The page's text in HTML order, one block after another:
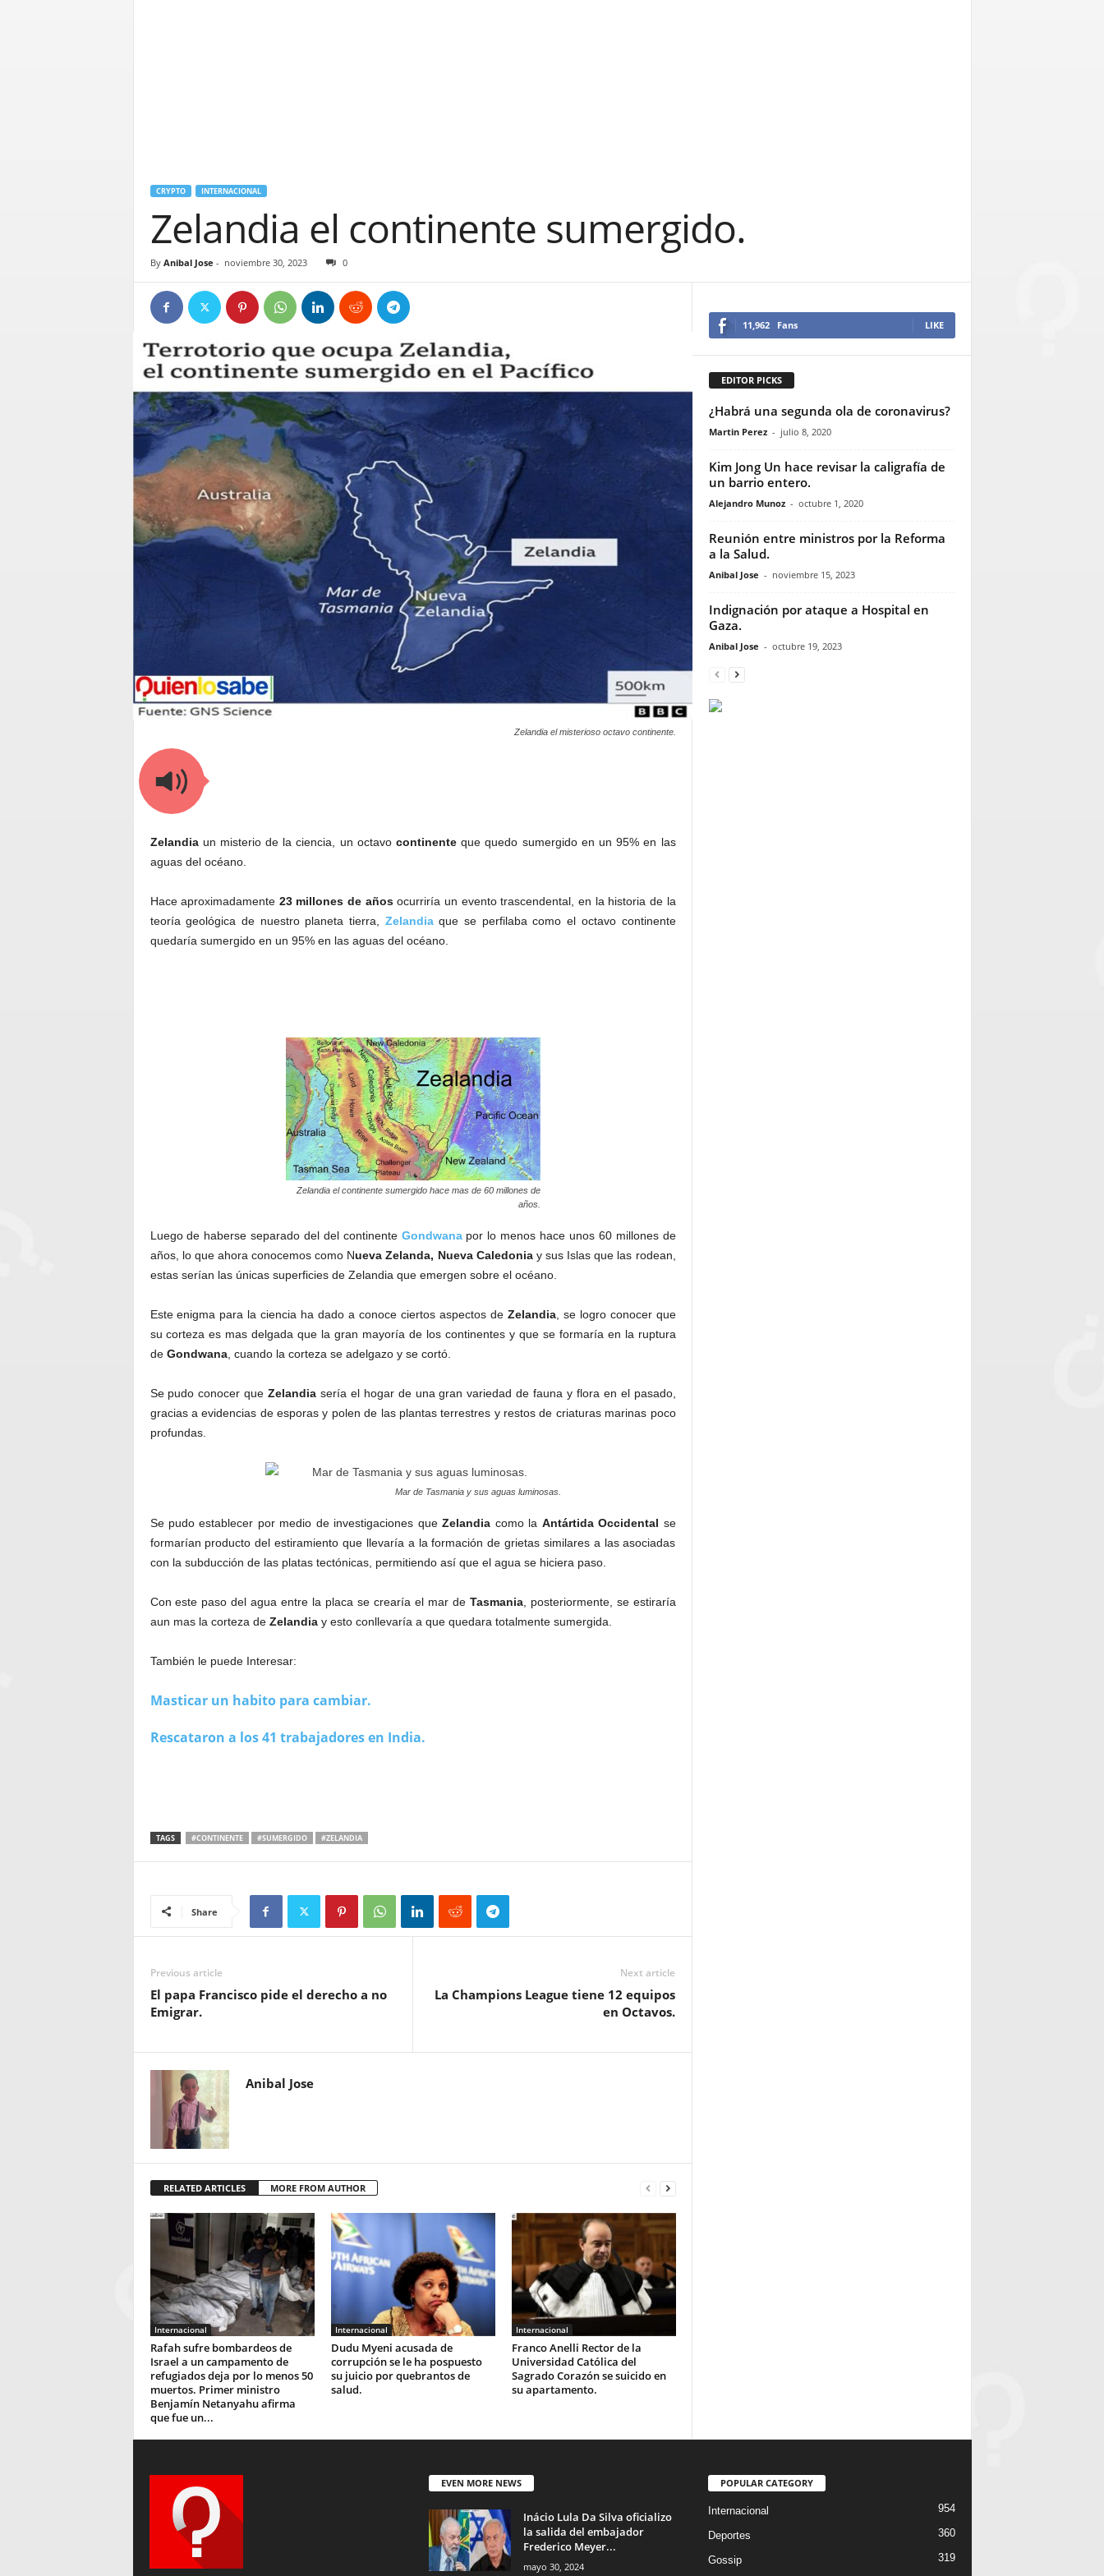
CRYPTO INTERNACIONAL
Zelandia el continente sumergido.
By Anibal Jose - noviembre 30, 2023 0
Zelandia el misterioso octavo continente.
Zelandiaun misterio de la ciencia, un octavo continente que quedo sumergido en un 95% en las
aguas del océano.
Hace aproximadamente 23 millones de añosocurriría un evento trascendental, en la historia de la
teoría geológica de nuestro planeta tierra, Zelandiaque se perfilaba como el octavo continente
quedaría sumergido en un 95% en las aguas del océano.
Zelandia el continente sumergido hace mas de 60 millones de
años.
Luego de haberse separado del del continente Gondwanapor lo menos hace unos 60 millones de
años, lo que ahora conocemos como Nueva Zelanda, Nueva Caledoniay sus Islas que las rodean,
estas serían las únicas superficies de Zelandia que emergen sobre el océano.
Este enigma para la ciencia ha dado a conoce ciertos aspectos de Zelandia, se logro conocer que
su corteza es mas delgada que la gran mayoría de los continentes y que se formaría en la ruptura
de Gondwana, cuando la corteza se adelgazo y se cortó.
Se pudo conocer queZelandia sería el hogar de una gran variedad de fauna y flora en el pasado,
gracias a evidencias de esporas y polen de las plantas terrestres y restos de criaturas marinas poco
profundas.
Mar de Tasmania y sus aguas luminosas.
Se pudo establecer por medio de investigaciones queZelandia como la Antártida Occidental se
formarían producto del estiramiento que llevaría a la formación de grietas similares a las asociadas
con la subducción de las platas tectónicas, permitiendo así que el agua se hiciera paso.
Con este paso del agua entre la placa se crearía el mar de Tasmania, posteriormente, se estiraría
aun mas la corteza de Zelandiay esto conllevaría a que quedara totalmente sumergida.
También le puede Interesar:
Masticar un habito para cambiar.
Rescataron a los 41 trabajadores en India.
TAGS #CONTINENTE #SUMERGIDO #ZELANDIA
Share
Previous article
El papa Francisco pide el derecho a no
Emigrar.
Next article
La Champions League tiene 12 equipos
en Octavos.
Anibal Jose
RELATED ARTICLES MORE FROM AUTHOR
Internacional
Rafah sufre bombardeos de
Israel a un campamento de
refugiados deja por lo menos 50
muertos. Primer ministro
Benjamín Netanyahu afirma
que fue un...
Internacional
Dudu Myeni acusada de
corrupción se le ha pospuesto
su juicio por quebrantos de
salud.
Internacional
Franco Anelli Rector de la
Universidad Católica del
Sagrado Corazón se suicido en
su apartamento.
11,962 Fans LIKE
EDITOR PICKS
¿Habrá una segunda ola de coronavirus?
Martin Perez - julio 8, 2020
Kim Jong Un hace revisar la caligrafía de
un barrio entero.
Alejandro Munoz - octubre 1, 2020
Reunión entre ministros por la Reforma
a la Salud.
Anibal Jose - noviembre 15, 2023
Indignación por ataque a Hospital en
Gaza.
Anibal Jose - octubre 19, 2023
EVEN MORE NEWS
Inácio Lula Da Silva oficializo
la salida del embajador
Frederico Meyer...
mayo 30, 2024
POPULAR CATEGORY
Internacional 954
Deportes 360
Gossip
319